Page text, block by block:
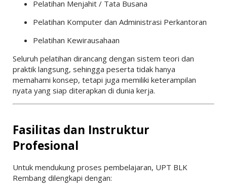
Pelatihan Menjahit / Tata Busana
Pelatihan Komputer dan Administrasi Perkantoran
Pelatihan Kewirausahaan
Seluruh pelatihan dirancang dengan sistem teori dan
praktik langsung, sehingga peserta tidak hanya
memahami konsep, tetapi juga memiliki keterampilan
nyata yang siap diterapkan di dunia kerja.
Fasilitas dan Instruktur
Profesional
Untuk mendukung proses pembelajaran, UPT BLK
Rembang dilengkapi dengan: